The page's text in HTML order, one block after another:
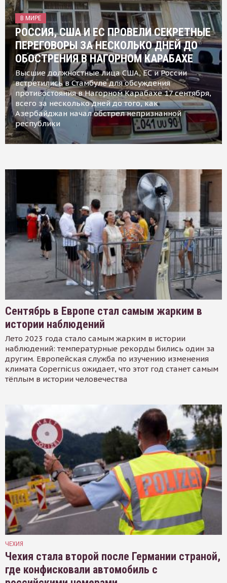
В МИРЕ
РОССИЯ, США И ЕС ПРОВЕЛИ СЕКРЕТНЫЕ
ПЕРЕГОВОРЫ ЗА НЕСКОЛЬКО ДНЕЙ ДО
ОБОСТРЕНИЯ В НАГОРНОМ КАРАБАХЕ
Высшие должностные лица США, ЕС и России
встретились в Стамбуле для обсуждения
противостояния в Нагорном Карабахе 17 сентября,
всего за несколько дней до того, как
Азербайджан начал обстрел непризнанной
республики
Сентябрь в Европе стал самым жарким в
истории наблюдений
Лето 2023 года стало самым жарким в истории
наблюдений: температурные рекорды бились один за
другим. Европейская служба по изучению изменения
климата Copernicus ожидает, что этот год станет самым
тёплым в истории человечества
ЧЕХИЯ
Чехия стала второй после Германии страной,
где конфисковали автомобиль с